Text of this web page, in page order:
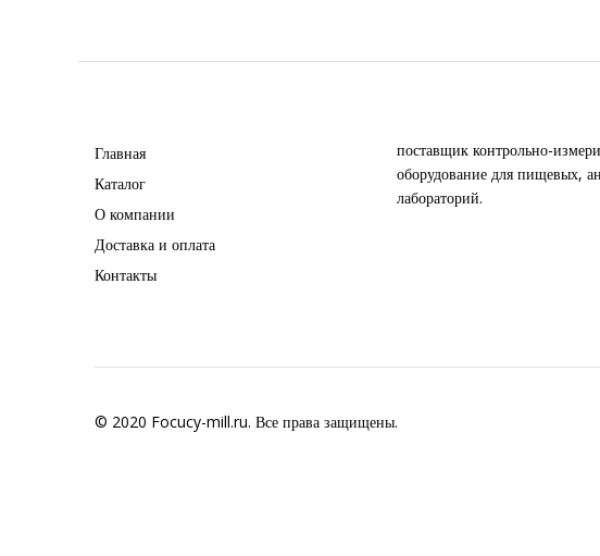
Главная
Каталог
О компании
Доставка и оплата
Контакты
поставщик контрольно-
оборудование для пищевых,
лабораторий.
© 2020 Focucy-mill.ru. Все права защищены.